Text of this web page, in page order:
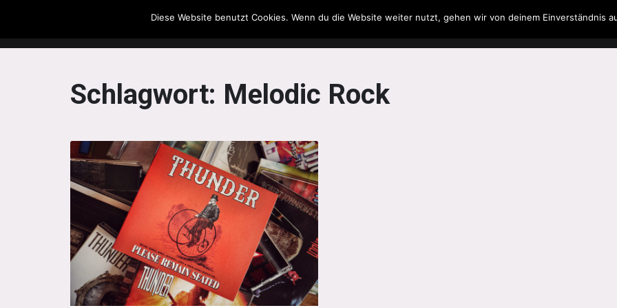
The Howling Men Filme & Serien Musik Spielzeug Literatur
Schlagwort: Melodic Rock
Diese Website benutzt Cookies. Wenn du die Website weiter nutzt, gehen wir von deinem Einverständnis